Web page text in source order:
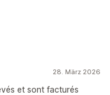
28. März 2026
et sont facturés